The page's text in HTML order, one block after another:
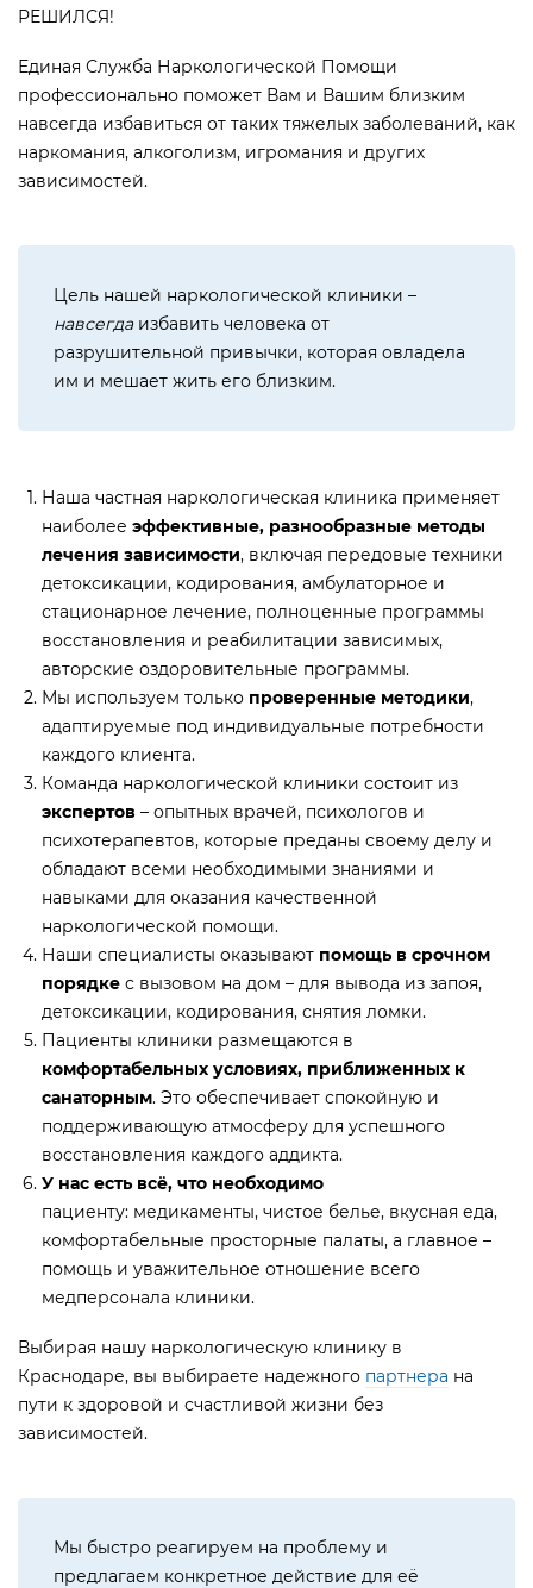
РЕШИЛСЯ!
Единая Служба Наркологической Помощи
профессионально поможет Вам и Вашим близким
навсегда избавиться от таких тяжелых заболеваний, как
наркомания, алкоголизм, игромания и других
зависимостей.
Цель нашей наркологической клиники –
навсегдаизбавить человека от
разрушительной привычки, которая овладела
им и мешает жить его близким.
Наша частная наркологическая клиника применяет
наиболее эффективные, разнообразные методы
лечения зависимости, включая передовые техники
детоксикации, кодирования, амбулаторное и
стационарное лечение, полноценные программы
восстановления и реабилитации зависимых,
авторские оздоровительные программы.
Мы используем только проверенные методики,
адаптируемые под индивидуальные потребности
каждого клиента.
Команда наркологической клиники состоит из
экспертов – опытных врачей, психологов и
психотерапевтов, которые преданы своему делу и
обладают всеми необходимыми знаниями и
навыками для оказания качественной
наркологической помощи.
Наши специалисты оказывают помощь в срочном
порядке с вызовом на дом – для вывода из запоя,
детоксикации, кодирования, снятия ломки.
Пациенты клиники размещаются в
комфортабельных условиях, приближенных к
санаторным. Это обеспечивает спокойную и
поддерживающую атмосферу для успешного
восстановления каждого аддикта.
У нас есть всё, что необходимо
пациенту: медикаменты, чистое белье, вкусная еда,
комфортабельные просторные палаты, а главное –
помощь и уважительное отношение всего
медперсонала клиники.
Выбирая нашу наркологическую клинику в
Краснодаре, вы выбираете надежного партнера на
пути к здоровой и счастливой жизни без
зависимостей.
Мы быстро реагируем на проблему и
предлагаем конкретное действие для её